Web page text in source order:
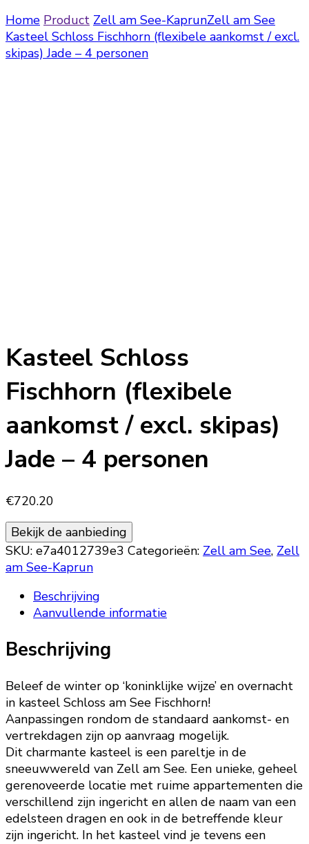
Home Product Zell am See-KaprunZell am See
Kasteel Schloss Fischhorn (flexibele aankomst / excl.
skipas) Jade – 4 personen
Kasteel Schloss
Fischhorn (flexibele
aankomst / excl. skipas)
Jade – 4 personen
€720.20
Bekijk de aanbieding
SKU: e7a4012739e3 Categorieën: Zell am See, Zell
am See-Kaprun
Beschrijving
Aanvullende informatie
Beschrijving
Beleef de winter op ‘koninklijke wijze’ en overnacht
in kasteel Schloss am See Fischhorn!
Aanpassingen rondom de standaard aankomst- en
vertrekdagen zijn op aanvraag mogelijk.
Dit charmante kasteel is een pareltje in de
sneeuwwereld van Zell am See. Een unieke, geheel
gerenoveerde locatie met ruime appartementen die
verschillend zijn ingericht en allen de naam van een
edelsteen dragen en ook in de betreffende kleur
zijn ingericht. In het kasteel vind je tevens een